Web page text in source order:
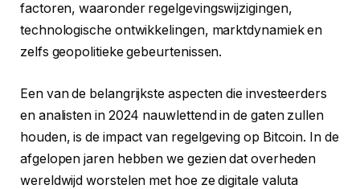
factoren, waaronder regelgevingswijzigingen,
technologische ontwikkelingen, marktdynamiek en
zelfs geopolitieke gebeurtenissen.
Een van de belangrijkste aspecten die investeerders
en analisten in 2024 nauwlettend in de gaten zullen
houden, is de impact van regelgeving op Bitcoin. In de
afgelopen jaren hebben we gezien dat overheden
wereldwijd worstelen met hoe ze digitale valuta